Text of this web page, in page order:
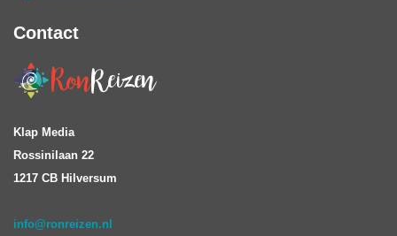
Contact
Klap Media
Rossinilaan 22
1217 CB Hilversum
info@ronreizen.nl